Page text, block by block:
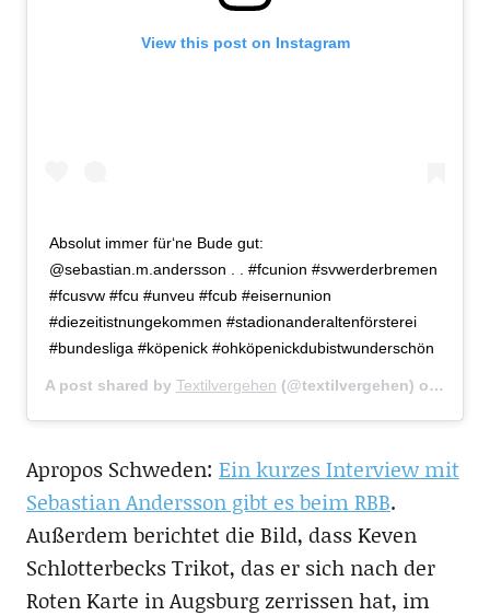
View this post on Instagram
Absolut immer für‘ne Bude gut:
@sebastian.m.andersson . . #fcunion #svwerderbremen
#fcusvw #fcu #unveu #fcub #eisernunion
#diezeitistnungekommen #stadionanderaltenförsterei
#bundesliga #köpenick #ohköpenickdubistwunderschön
A post shared by Textilvergehen (@textilvergehen) on
Apropos Schweden: Ein kurzes Interview mit
Sebastian Andersson gibt es beim RBB.
Außerdem berichtet die Bild, dass Keven
Schlotterbecks Trikot, das er sich nach der
Roten Karte in Augsburg zerrissen hat, im